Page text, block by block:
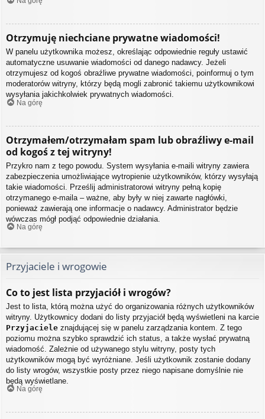
Otrzymuję niechciane prywatne wiadomości!
W panelu użytkownika możesz, określając odpowiednie reguły ustawić
automatyczne usuwanie wiadomości od danego nadawcy. Jeżeli
otrzymujesz od kogoś obraźliwe prywatne wiadomości, poinformuj o tym
moderatorów witryny, którzy będą mogli zabronić takiemu użytkownikowi
wysyłania jakichkolwiek prywatnych wiadomości.
Na górę
Otrzymałem/otrzymałam spam lub obraźliwy e-mail
od kogoś z tej witryny!
Przykro nam z tego powodu. System wysyłania e-maili witryny zawiera
zabezpieczenia umożliwiające wytropienie użytkowników, którzy wysyłają
takie wiadomości. Prześlij administratorowi witryny pełną kopię
otrzymanego e-maila – ważne, aby były w niej zawarte nagłówki,
ponieważ zawierają one informacje o nadawcy. Administrator będzie
wówczas mógł podjąć odpowiednie działania.
Na górę
Przyjaciele i wrogowie
Co to jest lista przyjaciół i wrogów?
Jest to lista, którą można użyć do organizowania różnych użytkowników
witryny. Użytkownicy dodani do listy przyjaciół będą wyświetleni na karcie
Przyjaciele znajdującej się w panelu zarządzania kontem. Z tego
poziomu można szybko sprawdzić ich status, a także wysłać prywatną
wiadomość. Zależnie od używanego stylu witryny, posty tych
użytkowników mogą być wyróżniane. Jeśli użytkownik zostanie dodany
do listy wrogów, wszystkie posty przez niego napisane domyślnie nie
będą wyświetlane.
Na górę